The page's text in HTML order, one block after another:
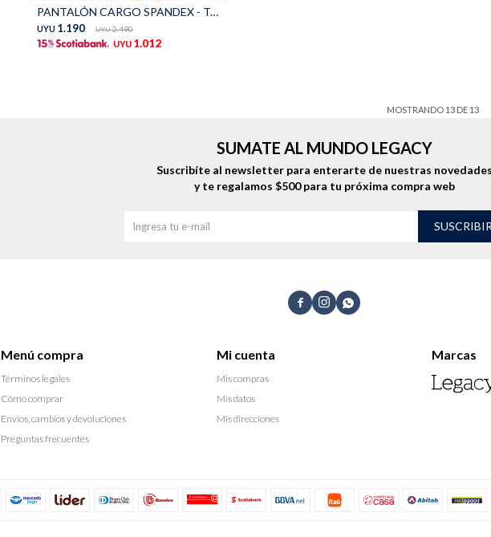
PANTALÓN CARGO SPANDEX - Terracota
UYU 1.190 UYU 2.490
UYU 1.012
MOSTRANDO 13 DE 13
  
Menú compra
Términos legales
Cómo comprar
Envíos, cambios y devoluciones
Preguntas frecuentes
Mi cuenta
Mis compras
Mis datos
Mis direcciones
Marcas
SUMATE AL MUNDO LEGACY
Suscribíte al newsletter para enterarte de nuestras novedades
y te regalamos $500 para tu próxima compra web